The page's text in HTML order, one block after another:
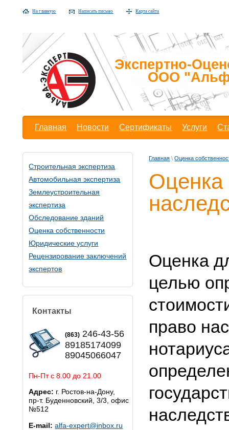
На главную Написать письмо Карта сайта
Экспертно-
ООО
Главная Новости Сертификаты Услуги
Строительная экспертиза
Автомобильная экспертиза
Землеустроительная
экспертиза
Обследование зданий
Оценка собственности
Юридические услуги
Рецензирование заключений
экспертов
Контакты
(863) 246-43-56
89185174099
89045066047
Пн-Пт с 8.00 до 21.00
Адрес: г. Ростов-на-Дону,
пр-т. Буденновский, 3/3, офис
№512
E-mail: alfa-expert@inbox.ru
Главная \Оценка
Оценка
Оценка
целью
право